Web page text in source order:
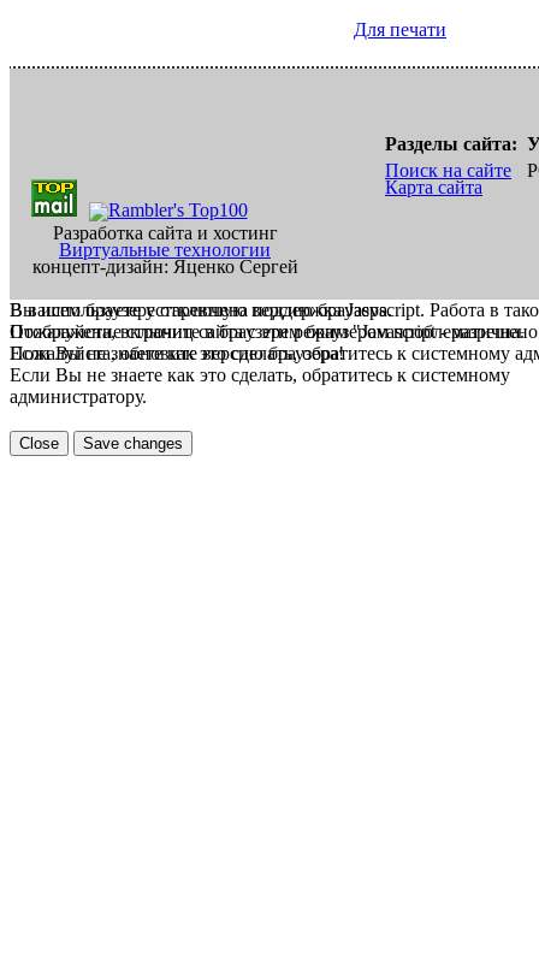
Для печати
Разработка сайта и хостинг
Виртуальные технологии
концепт-дизайн: Яценко Сергей
Разделы сайта:
Поиск на сайте
Карта сайта
В вашем браузере отключена поддержка Jasvscript. Работа в
Пожалуйста, включите в браузере режим "Javascript -
Если Вы не знаете как это сделать, обратитесь к системному
Вы используете устаревшую версию браузера.
Отображение страниц сайта с этим браузером проблематична.
Пожалуйста, обновите версию браузера!
Если Вы не знаете как это сделать, обратитесь к системному
администратору.
Close Save changes